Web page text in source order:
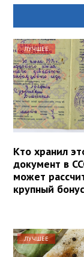
ЛУЧШЕЕ
Кто хранил
документ в
может
крупный бонус
ЛУЧШЕЕ